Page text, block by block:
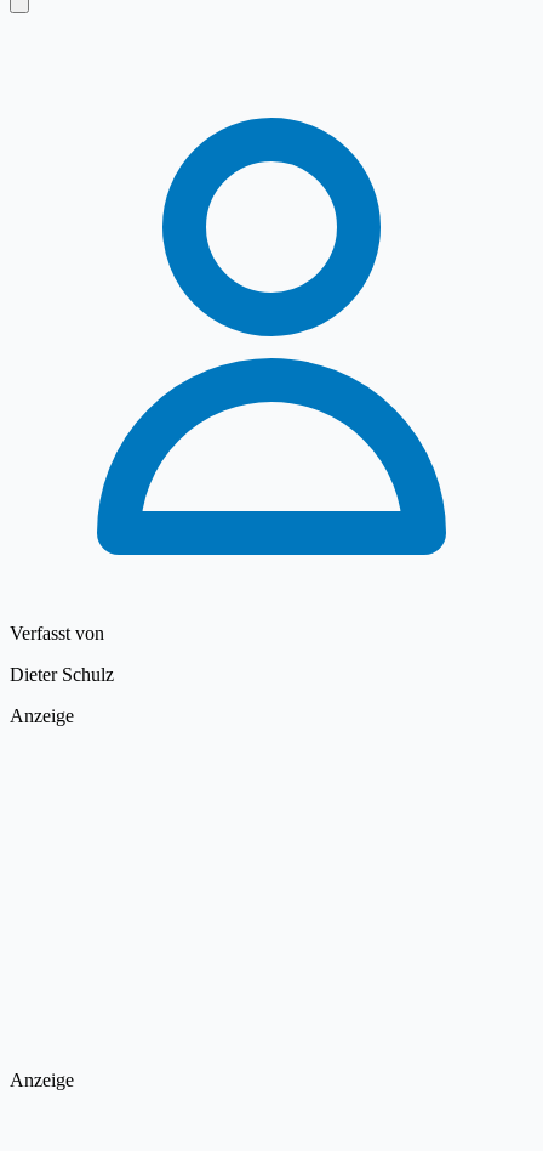
Verfasst von
Dieter Schulz
Anzeige
Anzeige